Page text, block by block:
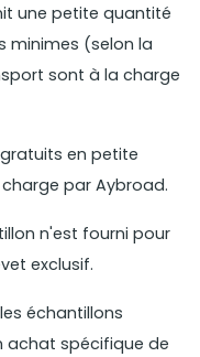
une petite quantité
minimes (selon la
sont à la charge
en petite
par Aybroad.
n'est fourni pour
exclusif.
échantillons
achat spécifique de